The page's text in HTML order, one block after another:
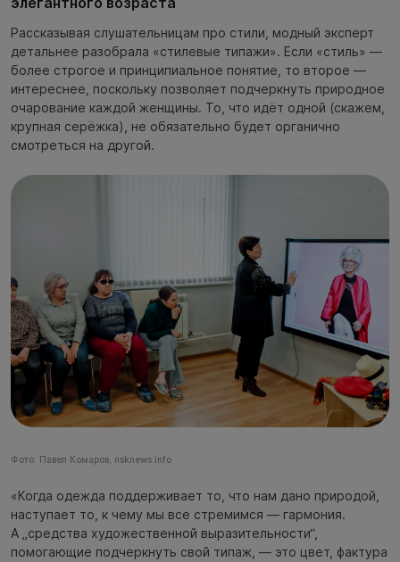
Рассказывая слушательницам про стили, модный эксперт
детальнее разобрала «стилевые типажи». Если «стиль» —
более строгое и принципиальное понятие, то второе —
интереснее, поскольку позволяет подчеркнуть природное
очарование каждой женщины. То, что идёт одной (скажем,
крупная серёжка), не обязательно будет органично
смотреться на другой.
Фото: Павел Комаров, nsknews.info
«Когда одежда поддерживает то, что нам дано природой,
наступает то, к чему мы все стремимся — гармония.
А „средства художественной выразительности“,
помогающие подчеркнуть свой типаж, — это цвет, фактура